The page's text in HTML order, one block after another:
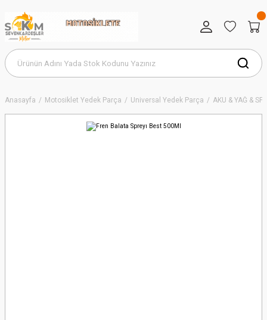
Anasayfa Motosiklet Yedek Parça Universal Yedek Parça AKÜ & YAĞ &